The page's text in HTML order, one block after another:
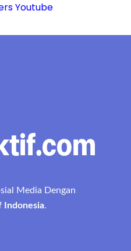
Youtube
Media Dengan
Indonesia.